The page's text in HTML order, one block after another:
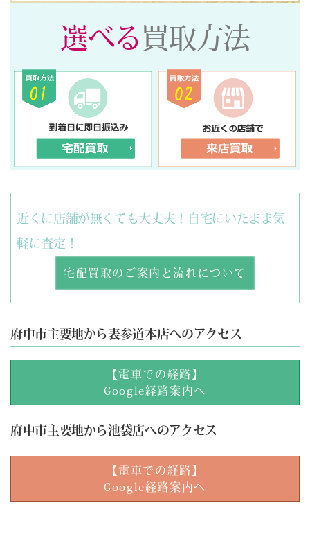
選べる買取方法
近くに店舗が無くても大丈夫！自宅にいたまま気
軽に査定！
宅配買取のご案内と流れについて
府中市主要地から表参道本店へのアクセス
【電車での経路】
Google経路案内へ
府中市主要地から池袋店へのアクセス
【電車での経路】
Google経路案内へ